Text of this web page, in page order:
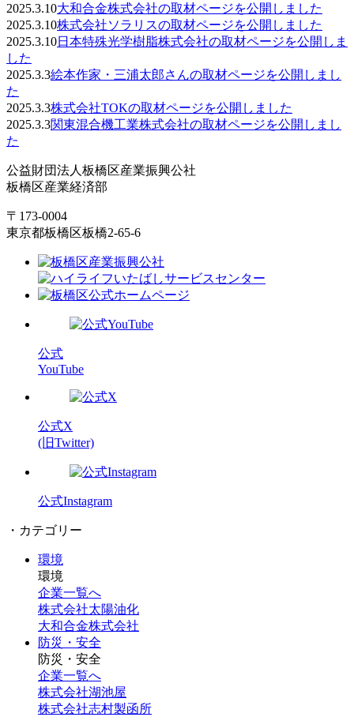
2025.3.10大和合金株式会社の取材ページを公開しました
2025.3.10株式会社ソラリスの取材ページを公開しました
2025.3.10日本特殊光学樹脂株式会社の取材ページを公開しま
した
2025.3.3絵本作家・三浦太郎さんの取材ページを公開しまし
た
2025.3.3株式会社TOKの取材ページを公開しました
2025.3.3関東混合機工業株式会社の取材ページを公開しまし
た
公益財団法人板橋区産業振興公社
板橋区産業経済部
〒173-0004
東京都板橋区板橋2-65-6
公式
YouTube
公式X
(旧Twitter)
公式Instagram
・カテゴリー
環境
環境
企業一覧へ
株式会社太陽油化
大和合金株式会社
防災・安全
防災・安全
企業一覧へ
株式会社湖池屋
株式会社志村製函所